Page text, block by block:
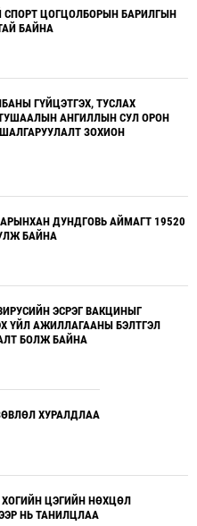
СПОРТ ЦОГЦОЛБОРЫН БАРИЛГЫН
БАЙНА
ГҮЙЦЭТГЭХ, ТУСЛАХ
АНГИЛЛЫН СУЛ ОРОН
ЗОХИОН
ДУНДГОВЬ АЙМАГТ 19520
БАЙНА
ЭСРЭГ ВАКЦИНЫГ
ҮЙЛ АЖИЛЛАГААНЫ БЭЛТГЭЛ
БОЛЖ БАЙНА
ХУРАЛДЛАА
ЦЭГИЙН НӨХЦӨЛ
НЬ ТАНИЛЦЛАА